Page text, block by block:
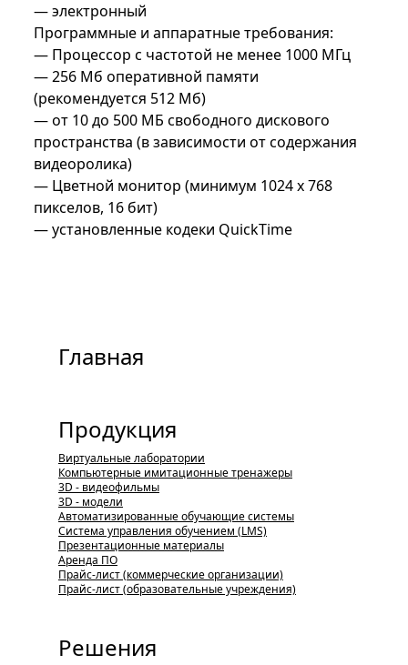
— электронный
Программные и аппаратные требования:
— Процессор с частотой не менее 1000 МГц
— 256 Mб оперативной памяти
(рекомендуется 512 Mб)
— от 10 до 500 МБ свободного дискового
пространства (в зависимости от содержания
видеоролика)
— Цветной монитор (минимум 1024 x 768
пикселов, 16 бит)
— установленные кодеки QuickTime
Главная
Продукция
Виртуальные лаборатории
Компьютерные имитационные тренажеры
3D - видеофильмы
3D - модели
Автоматизированные обучающие системы
Система управления обучением (LMS)
Презентационные материалы
Аренда ПО
Прайс-лист (коммерческие организации)
Прайс-лист (образовательные учреждения)
Решения